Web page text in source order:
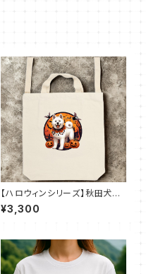
【ハロウィンシリーズ】秋田犬｜
厚手キャンバスショルダートート
¥3,300